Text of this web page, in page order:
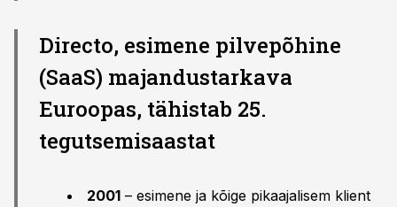
Directo, esimene pilvepõhine
(SaaS) majandustarkava
Euroopas, tähistab 25.
tegutsemisaastat
2001 – esimene ja kõige pikaajalisem klient